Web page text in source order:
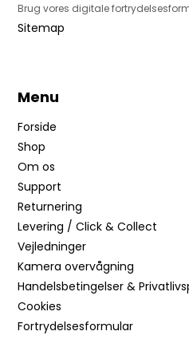
Brug vores digitale
Sitemap
Menu
Forside
Shop
Om os
Support
Returnering
Levering / Click & Collect
Vejledninger
Kamera overvågning
Handelsbetingelser &
Cookies
Fortrydelsesformular